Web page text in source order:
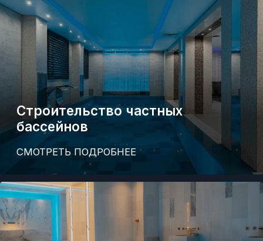
Строительство
Информация, размещенная на сайте,
не является публичной офертой
Copyright © 2008 - 2026 АкваГрупп.
Все права защищены
Общественные
бассейны
Частные
Хамамы и сауны
термы
Оборудование для бассейнов
Контакты
Реквизиты
Условия оформления заказа